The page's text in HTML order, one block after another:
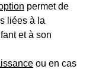
permet de
liées à la
et à son
ou en cas